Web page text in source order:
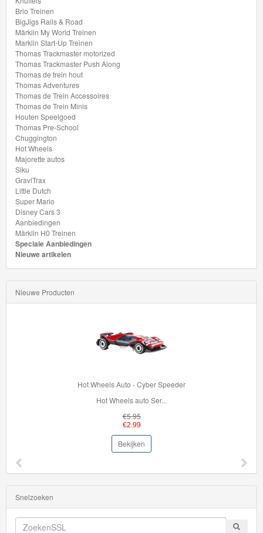
Brio Treinen
BigJigs Rails & Road
Märklin My World Treinen
Marklin Start-Up Treinen
Thomas Trackmaster motorized
Thomas Trackmaster Push Along
Thomas de trein hout
Thomas Adventures
Thomas de Trein Accessoires
Thomas de Trein Minis
Houten Speelgoed
Thomas Pre-School
Chuggington
Hot Wheels
Majorette autos
Siku
GraviTrax
Little Dutch
Super Mario
Disney Cars 3
Aanbiedingen
Märklin H0 Treinen
Speciale Aanbiedingen
Nieuwe artikelen
Nieuwe Producten
Hot Wheels Auto - Cyber Speeder
Hot Wheels auto Ser...
€5.95
€2.99
Bekijken
Snelzoeken